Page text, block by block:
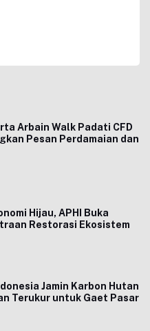
Arbain Walk Padati CFD
Pesan Perdamaian dan
Hijau, APHI Buka
Restorasi Ekosistem
Jamin Karbon Hutan
Terukur untuk Gaet Pasar